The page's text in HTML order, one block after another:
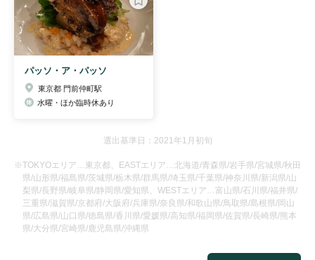
パッソ・ア・パッソ
東京都 門前仲町駅
水曜・ほか臨時休あり
選出基準日：2021年1月初旬
※TOKYOエリア…東京都、EASTエリア…北海道/青森県/岩手県/宮城県/秋田
県/山形県/福島県/茨城県/栃木県/群馬県/埼玉県/千葉県/神奈川県/新潟県/山
梨県/長野県/岐阜県/静岡県/愛知県、WESTエリア…富山県/石川県/福井県/
三重県/滋賀県/京都府/大阪府/兵庫県/奈良県/和歌山県/鳥取県/島根県/岡山
県/広島県/山口県/徳島県/香川県/愛媛県/高知県/福岡県/佐賀県/長崎県/熊本
県/大分県/宮崎県/鹿児島県/沖縄県